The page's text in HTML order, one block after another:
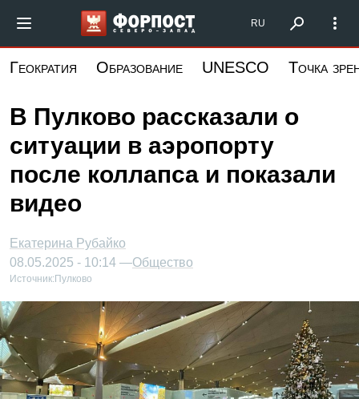
основному
Форпост Северо-Запад
RU
Геократия Образование UNESCO Точка
В Пулково рассказали о
ситуации в аэропорту
после коллапса и показали
видео
Екатерина Рубайко
08.05.2025 - 10:14 —Общество
Источник: Пулково